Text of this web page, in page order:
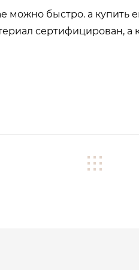
можно быстро. а купить
сертифицирован, а